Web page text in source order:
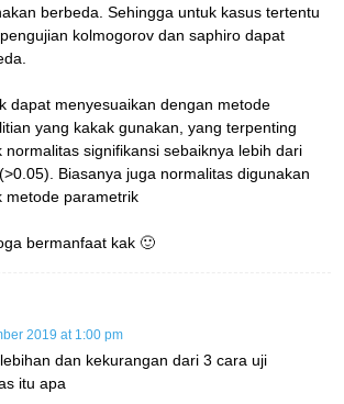
berbeda. Sehingga untuk kasus tertentu
kolmogorov dan saphiro dapat
dapat menyesuaikan dengan metode
yang kakak gunakan, yang terpenting
normalitas signifikansi sebaiknya lebih dari
Biasanya juga normalitas digunakan
metode parametrik
bermanfaat kak 🙂
2019 at 1:00 pm
dan kekurangan dari 3 cara uji
itu apa